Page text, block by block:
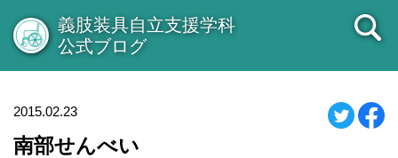
義肢装具自立支援学科
公式ブログ
2015.02.23
南部せんべい